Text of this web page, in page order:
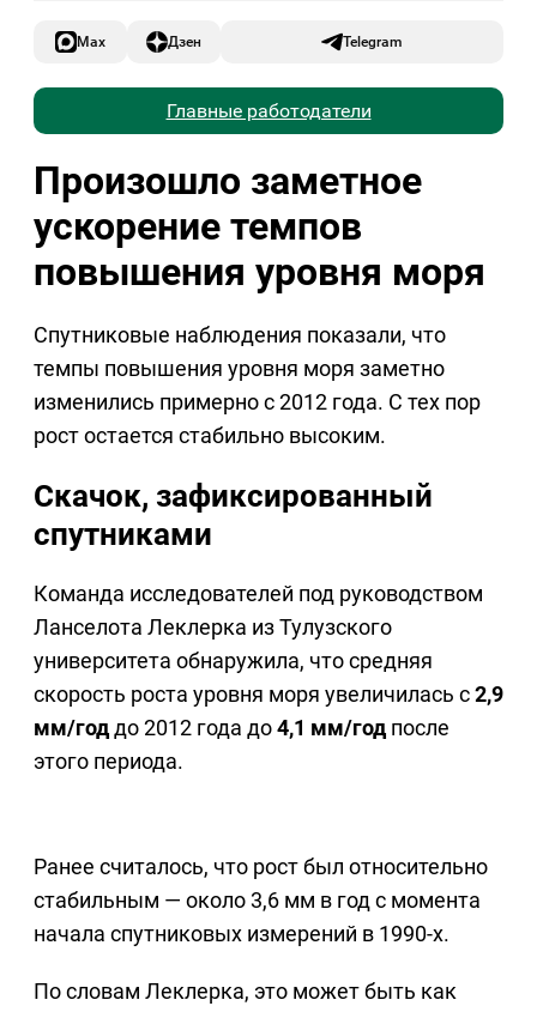
Max Дзен Telegram
Главные работодатели
Произошло заметное
ускорение темпов
повышения уровня моря
Спутниковые наблюдения показали, что
темпы повышения уровня моря заметно
изменились примерно с 2012 года. С тех пор
рост остается стабильно высоким.
Скачок, зафиксированный
спутниками
Команда исследователей под руководством
Ланселота Леклерка из Тулузского
университета обнаружила, что средняя
скорость роста уровня моря увеличилась с2,9
мм/годдо 2012 года до4,1 мм/год после
этого периода.
Ранее считалось, что рост был относительно
стабильным — около 3,6 мм в год с момента
начала спутниковых измерений в 1990-х.
По словам Леклерка, это может быть как